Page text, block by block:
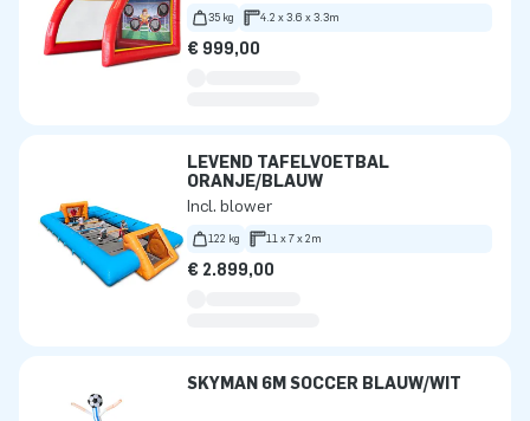
35 kg 4.2 x 3.6 x 3.3m
€ 999,00
LEVEND TAFELVOETBAL
ORANJE/BLAUW
Incl. blower
122 kg 11 x 7 x 2m
€ 2.899,00
SKYMAN 6M SOCCER BLAUW/WIT